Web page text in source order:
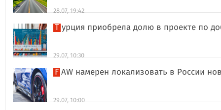
28.07, 19:42
Турция приобрела долю в проекте по
29.07, 10:30
FAW намерен локализовать в России
29.07, 10:00